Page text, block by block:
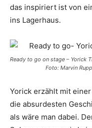
das inspiriert ist von
ins Lagerhaus.
Ready to go
Foto: Marvin
Yorick erzählt mit
die absurdesten
als wäre man dabei.